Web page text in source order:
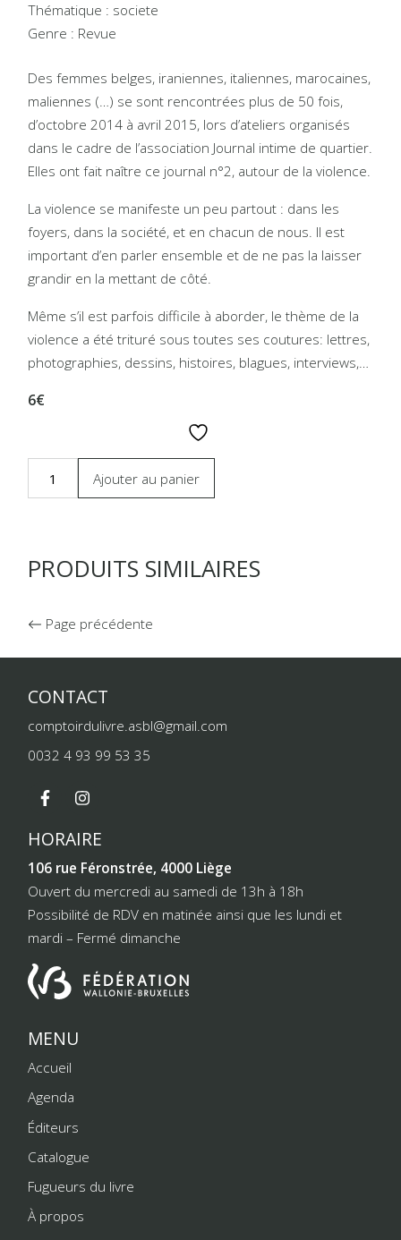
Thématique : societe
Genre : Revue
Des femmes belges, iraniennes, italiennes, marocaines,
maliennes (…) se sont rencontrées plus de 50 fois,
d’octobre 2014 à avril 2015, lors d’ateliers organisés
dans le cadre de l’association Journal intime de quartier.
Elles ont fait naître ce journal n°2, autour de la violence.
La violence se manifeste un peu partout : dans les
foyers, dans la société, et en chacun de nous. Il est
important d’en parler ensemble et de ne pas la laisser
grandir en la mettant de côté.
Même s’il est parfois difficile à aborder, le thème de la
violence a été trituré sous toutes ses coutures: lettres,
photographies, dessins, histoires, blagues, interviews,…
6€
Ajouter au panier
PRODUITS SIMILAIRES
Page précédente
CONTACT
comptoirdulivre.asbl@gmail.com
0032 4 93 99 53 35
HORAIRE
106 rue Féronstrée, 4000 Liège
Ouvert du mercredi au samedi de 13h à 18h
Possibilité de RDV en matinée ainsi que les lundi et
mardi – Fermé dimanche
MENU
Accueil
Agenda
Éditeurs
Catalogue
Fugueurs du livre
À propos